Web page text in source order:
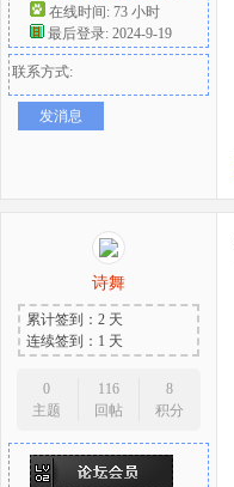
在线时间: 73 小时
最后登录: 2024-9-19
联系方式:
发消息
诗舞
累计签到：2 天
连续签到：1 天
0
主题
116
回帖
8
积分